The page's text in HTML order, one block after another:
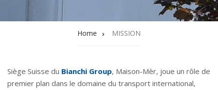
Home MISSION
Siège Suisse du Bianchi Group, Maison-Mèr, joue un rôle de
premier plan dans le domaine du transport international,